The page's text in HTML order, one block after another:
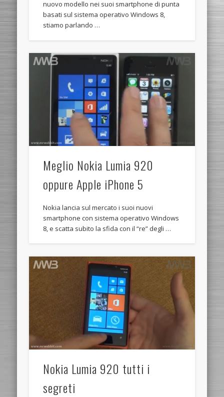
nuovo modello nei suoi smartphone di punta
basati sul sistema operativo Windows 8,
stiamo parlando …
Meglio Nokia Lumia 920
oppure Apple iPhone 5
Nokia lancia sul mercato i suoi nuovi
smartphone con sistema operativo Windows
8, e scatta subito la sfida con il “re” degli …
Nokia Lumia 920 tutti i
segreti